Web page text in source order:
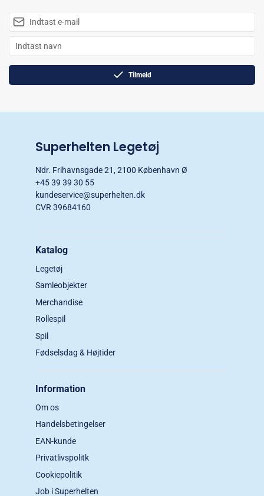
Tilmeld
Superhelten Legetøj
Ndr. Frihavnsgade 21, 2100 København Ø
+45 39 39 30 55
kundeservice@superhelten.dk
CVR 39684160
Katalog
Legetøj
Samleobjekter
Merchandise
Rollespil
Spil
Fødselsdag & Højtider
Information
Om os
Handelsbetingelser
EAN-kunde
Privatlivspolitk
Cookiepolitik
Job i Superhelten